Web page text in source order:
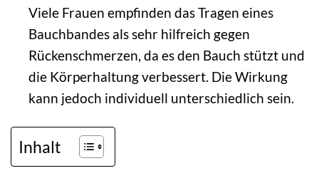
Viele Frauen empfinden das Tragen eines
Bauchbandes als sehr hilfreich gegen
Rückenschmerzen, da es den Bauch stützt und
die Körperhaltung verbessert. Die Wirkung
kann jedoch individuell unterschiedlich sein.
Inhalt